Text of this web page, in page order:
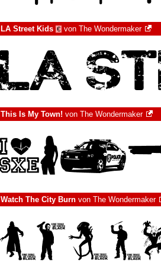
LA Street Kids € von The Wondermaker
This Is My Town! von The Wondermaker
Watch The City Burn von The Wondermaker